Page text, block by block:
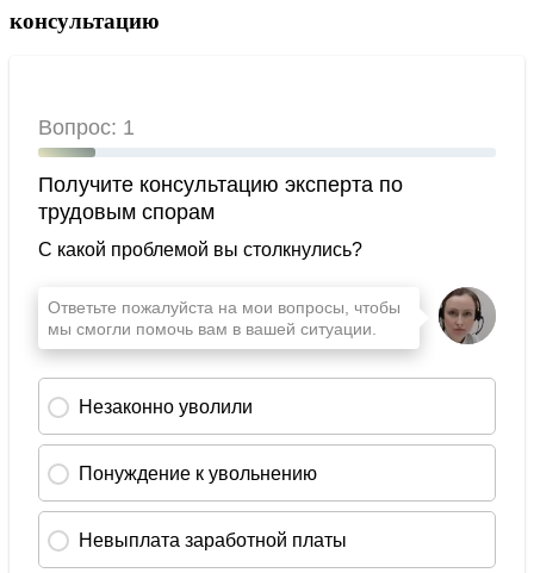
консультацию